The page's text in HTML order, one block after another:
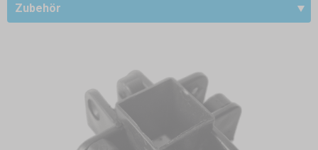
Zubehör